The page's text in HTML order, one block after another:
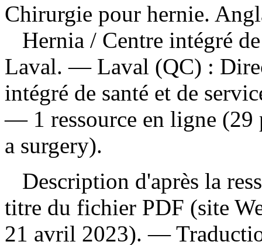
Chirurgie pour hernie.
Hernia / Centre intégré
Laval. — Laval (QC) :
intégré de santé et de
— 1 ressource en ligne
a surgery).
Description d'après la
titre du fichier PDF (site
21 avril 2023). —